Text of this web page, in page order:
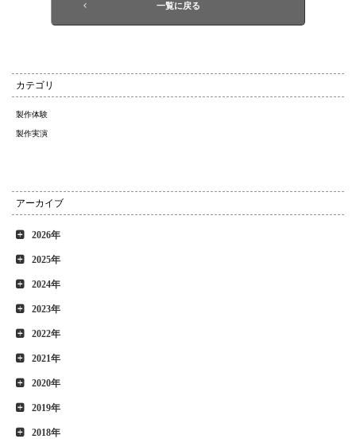
一覧に戻る
カテゴリ
製作体験
製作実演
アーカイブ
2026年
2025年
2024年
2023年
2022年
2021年
2020年
2019年
2018年